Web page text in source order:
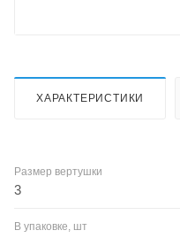
ХАРАКТЕРИСТИКИ
Размер вертушки
3
В упаковке, шт